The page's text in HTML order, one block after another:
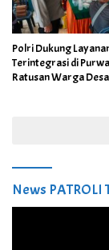
Polri Dukung
Terintegrasi di
Ratusan Warga
News PATROLI